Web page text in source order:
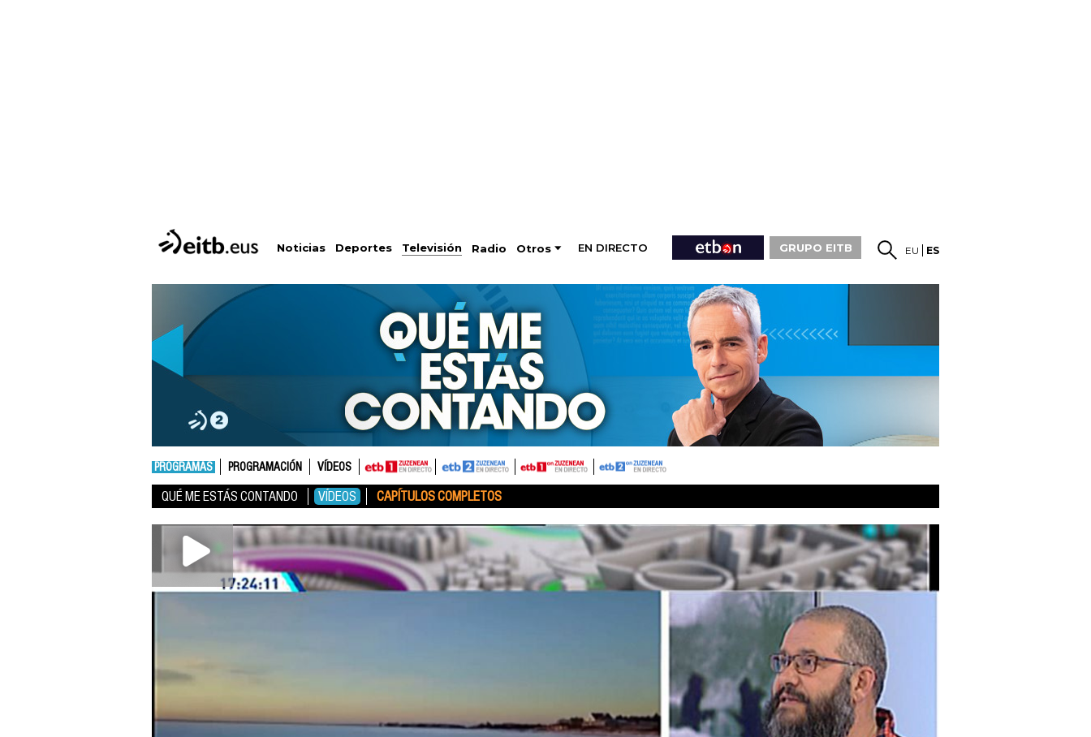
Noticias Deportes Televisión Radio Otros EN DIRECTO GRUPO EITB EU ES
PROGRAMAS PROGRAMACIÓN VÍDEOS
QUÉ ME ESTÁS CONTANDO VÍDEOS CAPÍTULOS COMPLETOS